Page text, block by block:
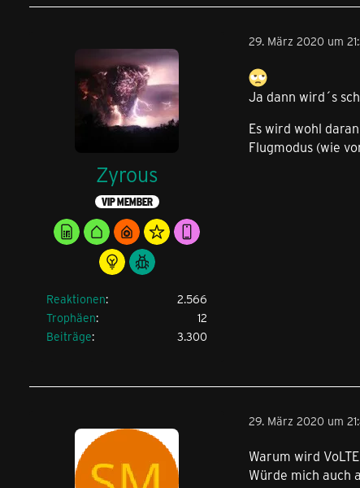
Zyrous
VIP MEMBER
Reaktionen
2.566
Trophäen
12
Beiträge
3.300
29. März 2020 um
Ja dann wird´s
Es wird wohl
Flugmodus (wie
29. März 2020 um
Warum wird
Würde mich auch